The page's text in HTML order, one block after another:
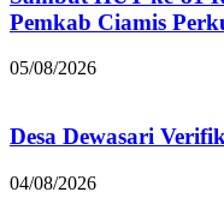
Pemkab Ciamis
05/08/2026
Desa Dewasari
04/08/2026